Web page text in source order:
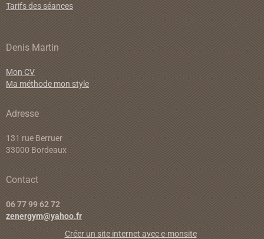
Tarifs des séances
Denis Martin
Mon CV
Ma méthode mon style
Adresse
131 rue Berruer
33000 Bordeaux
Contact
06 77 99 62 72
zenergym@yahoo.fr
Créer un site internet avec e-monsite